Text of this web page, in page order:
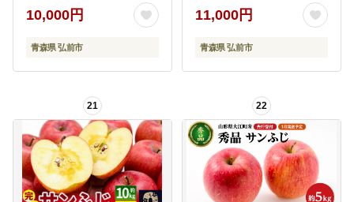
アップル おいしい 果実
果物 赤色 美味 林檎]
10,000円
青森県 弘前市
馬村 [りんごジュース ア
ップルジュース ブレン
ド ふじ 王林 シナノゴー
ット JA相馬村 青森県 弘
11,000円
青森県 弘前市
21 22